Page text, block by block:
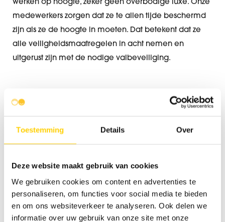
Toestemming Details Over
Deze website maakt gebruik van cookies
We gebruiken cookies om content en advertenties te
personaliseren, om functies voor social media te bieden
en om ons websiteverkeer te analyseren. Ook delen we
informatie over uw gebruik van onze site met onze
werken op hoogte, zeker geen overbodige luxe. Onze
medewerkers zorgen dat ze te allen tijde beschermd
zijn als ze de hoogte in moeten. Dat betekent dat ze
alle veiligheidsmaatregelen in acht nemen en
uitgerust zijn met de nodige valbeveiliging.
SILO’S: WERKEN MET GASSEN
Wij komen op plaatsen waar het niet gebruiken van
een onafhankelijke autonome en/of niet-autonome
om actief te zijn in besloten ruimten en andere
plaatsen waar de zuurstofconcentratie in de
omgevingslucht te laag is, en/of waarbij te hoge